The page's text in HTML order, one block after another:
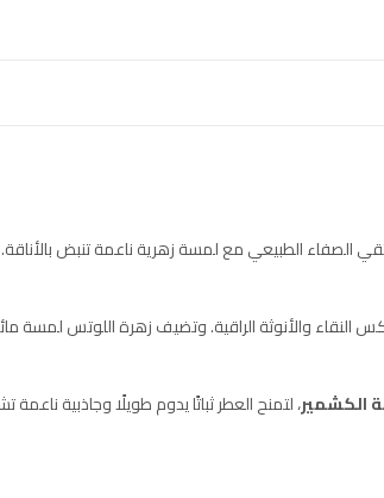
الطبيعي مع لمسة زهرية ناعمة تنبض بالأناقة.
النقاء والأنوثة الراقية. وتضيف زهرة اللوتس لمسة
الكشمير، لتمنح العطر ثباتًا يدوم طويلًا وجاذبية